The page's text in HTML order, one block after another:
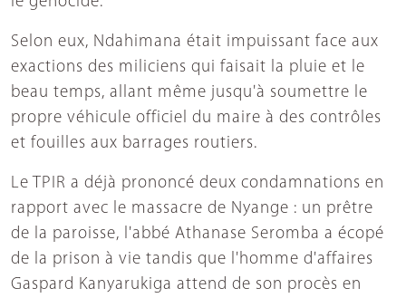
Selon eux, Ndahimana était impuissant face aux
exactions des miliciens qui faisait la pluie et le
beau temps, allant même jusqu'à soumettre le
propre véhicule officiel du maire à des contrôles
et fouilles aux barrages routiers.
Le TPIR a déjà prononcé deux condamnations en
rapport avec le massacre de Nyange : un prêtre
de la paroisse, l'abbé Athanase Seromba a écopé
de la prison à vie tandis que l'homme d'affaires
Gaspard Kanyarukiga attend de son procès en